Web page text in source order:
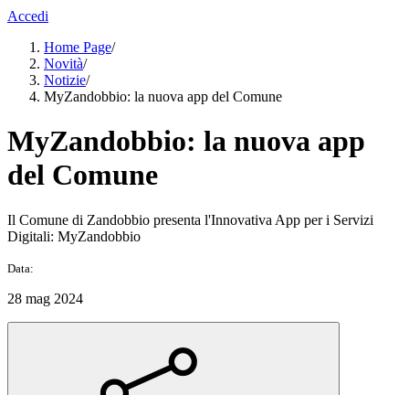
Accedi
Home Page/
Novità/
Notizie/
MyZandobbio: la nuova app del Comune
MyZandobbio: la nuova app
del Comune
Il Comune di Zandobbio presenta l'Innovativa App per i Servizi
Digitali: MyZandobbio
Data:
28 mag 2024